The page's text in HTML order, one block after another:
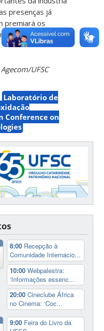
presenças já
premiará os
na área. Mais
UFSC
Laboratório de
Conference on
8:00 Recepção à
Comunidade Internacio...
10:00Webpalestra:
‘Informações essenc...
20:00Cineclube África
no Cinema: ‘Coc...
9:00 Feira do Livro da